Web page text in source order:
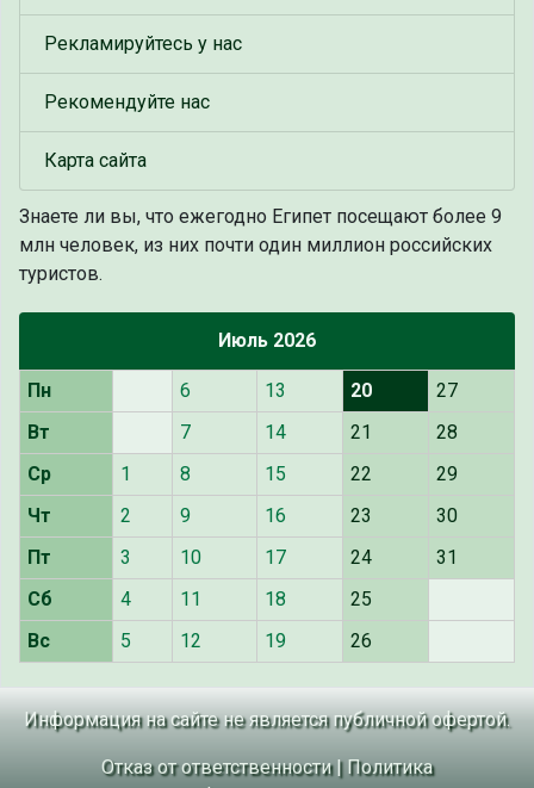
Рекламируйтесь у нас
Рекомендуйте нас
Карта сайта
Знаете ли вы, что ежегодно Египет посещают более 9
млн человек, из них почти один миллион российских
туристов.
Июль 2026
Пн 6 13 20
27
Вт
7 14 21
28
Ср
1 8 15 22
29
Чт
2 9 16 23
30
Пт
3 10 17 24
31
Сб
4 11 18
25
Вс
5 12 19 26
Информация на сайте не является публичной офертой.
Отказ от ответственности| Политика